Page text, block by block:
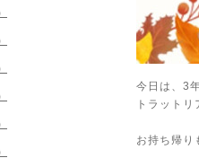
今日は、3
トラット
お持ち帰り